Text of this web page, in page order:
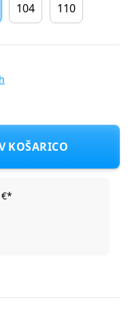
104 110
F Bela 98
KOŠARICO